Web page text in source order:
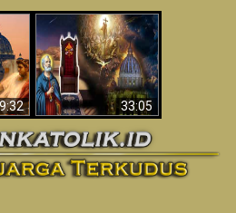
33:05
Apakah Alkitab
Memprediksikan 70
Tahun Tanpa
Seorang Paus?